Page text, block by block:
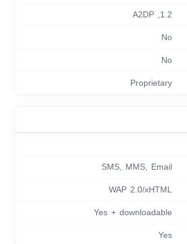
1.2, A2DP
No
No
Proprietary
SMS, MMS, Email
WAP 2.0/xHTML
Yes + downloadable
Yes